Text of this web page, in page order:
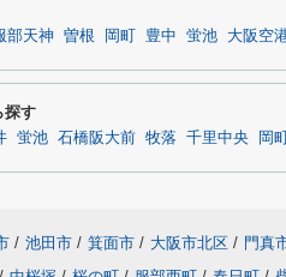
部天神 曽根 岡町 豊中 蛍池 大阪空
探す
蛍池 石橋阪大前 牧落 千里中央 岡町
/ 池田市 / 箕面市 / 大阪市北区 / 門真